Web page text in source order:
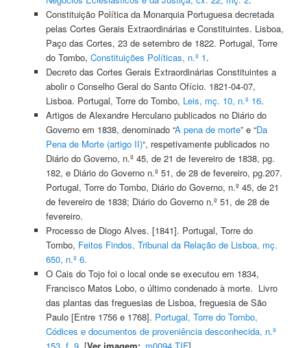
Constituição Política da Monarquia Portuguesa decretada
pelas Cortes Gerais Extraordinárias e Constituintes. Lisboa,
Paço das Cortes, 23 de setembro de 1822. Portugal, Torre
do Tombo, Constituições Políticas, n.º 1.
Decreto das Cortes Gerais Extraordinárias Constituintes a
abolir o Conselho Geral do Santo Ofício. 1821-04-07,
Lisboa. Portugal, Torre do Tombo, Leis, mç. 10, n.º 16.
Artigos de Alexandre Herculano publicados no Diário do
Governo em 1838, denominado “A pena de morte” e “Da
Pena de Morte (artigo II)“, respetivamente publicados no
Diário do Governo, n.º 45, de 21 de fevereiro de 1838, pg.
182, e Diário do Governo n.º 51, de 28 de fevereiro, pg.207.
Portugal, Torre do Tombo, Diário do Governo, n.º 45, de 21
de fevereiro de 1838; Diário do Governo n.º 51, de 28 de
fevereiro.
Processo de Diogo Alves. [1841]. Portugal, Torre do
Tombo, Feitos Findos, Tribunal da Relação de Lisboa, mç.
650, n.º 6.
O Cais do Tojo foi o local onde se executou em 1834,
Francisco Matos Lobo, o último condenado à morte. Livro
das plantas das freguesias de Lisboa, freguesia de São
Paulo [Entre 1756 e 1768]. Portugal, Torre do Tombo,
Códices e documentos de proveniência desconhecida, n.º